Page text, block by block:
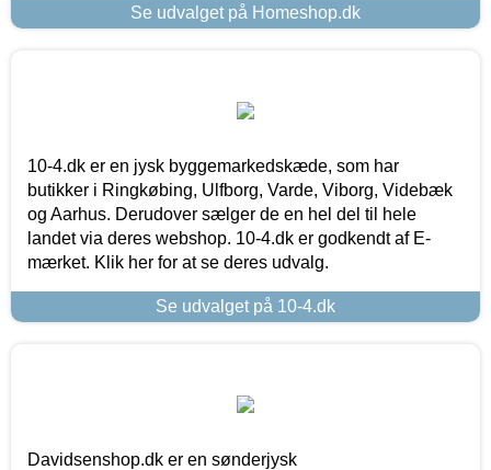
Se udvalget på Homeshop.dk
10-4.dk er en jysk byggemarkedskæde, som har
butikker i Ringkøbing, Ulfborg, Varde, Viborg, Videbæk
og Aarhus. Derudover sælger de en hel del til hele
landet via deres webshop. 10-4.dk er godkendt af E-
mærket. Klik her for at se deres udvalg.
Se udvalget på 10-4.dk
Davidsenshop.dk er en sønderjysk